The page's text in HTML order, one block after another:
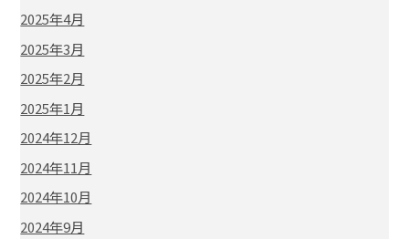
2025年4月
2025年3月
2025年2月
2025年1月
2024年12月
2024年11月
2024年10月
2024年9月